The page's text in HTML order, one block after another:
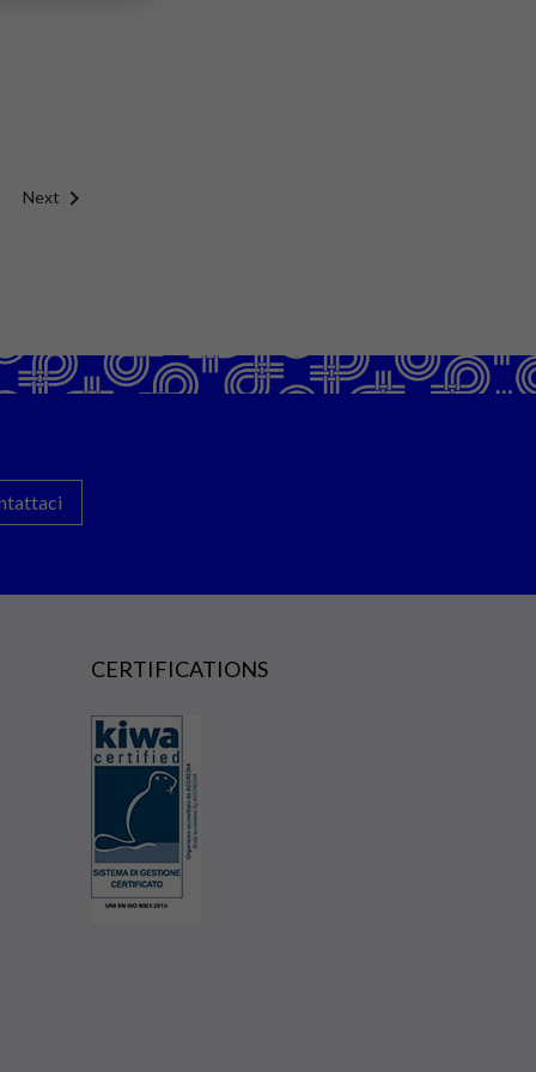
Next 
CERTIFICATIONS